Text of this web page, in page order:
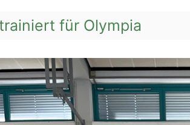
für Olympia